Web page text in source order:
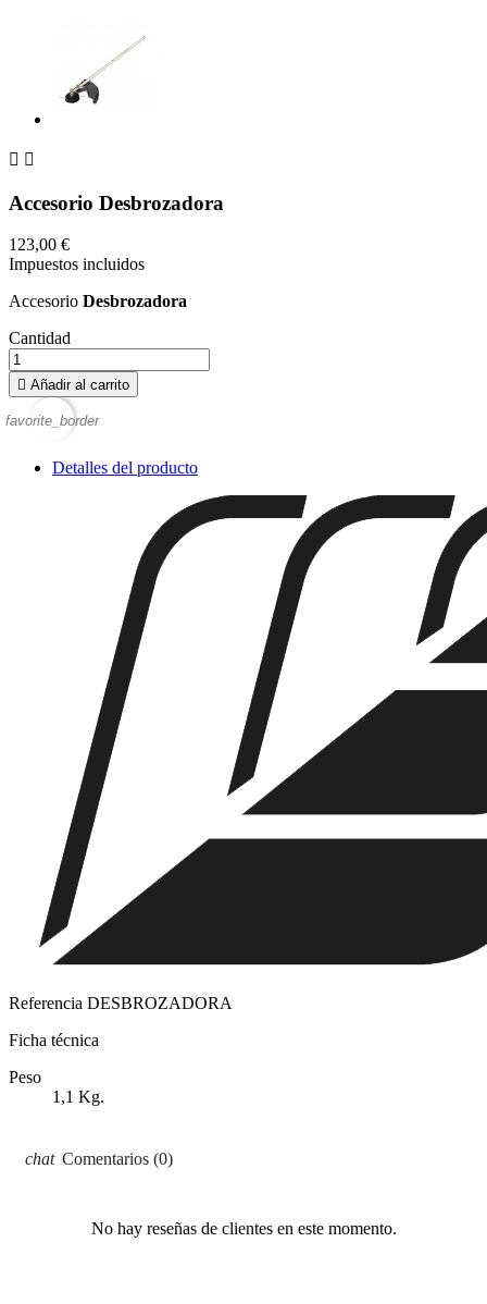
 
Accesorio Desbrozadora
123,00 €
Impuestos incluidos
Accesorio Desbrozadora
Cantidad
 Añadir al carrito
favorite_border
Detalles del producto
Referencia DESBROZADORA
Ficha técnica
Peso
1,1 Kg.
Comentarios (0)
No hay reseñas de clientes en este momento.